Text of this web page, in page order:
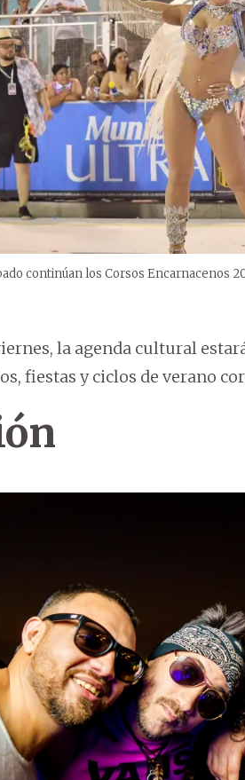
continúan los Corsos Encarnacenos
la agenda cultural
fiestas y ciclos de verano